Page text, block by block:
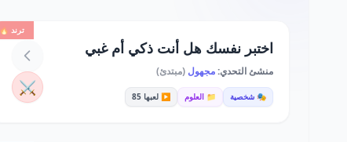
ترند 🔥
اختبر نفسك هل أنت ذكي أم غبي
منشئ التحدي:مجهول (مبتدئ)
🎭 شخصية 📁 العلوم ▶️ لعبها 85 ⚔️